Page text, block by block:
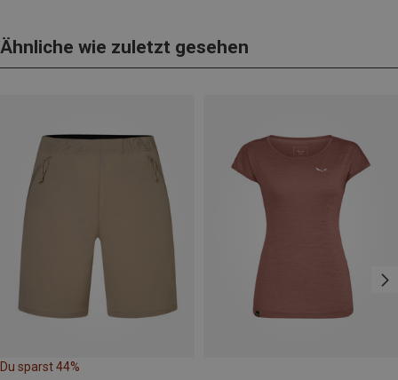
Ähnliche wie zuletzt gesehen
Du sparst 44%